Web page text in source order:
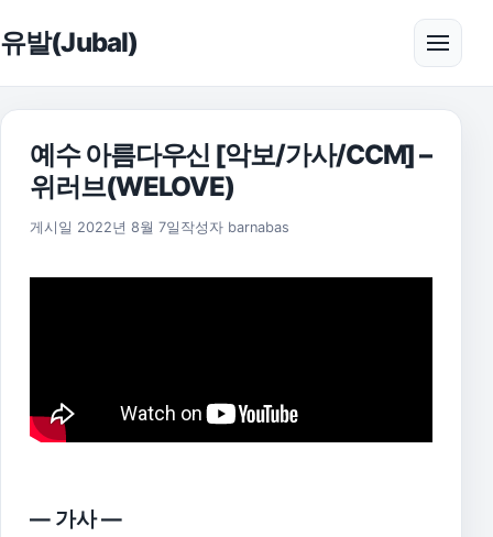
유발(Jubal) 메뉴
예수 아름다우신 [악보/가사/CCM] –
위러브(WELOVE)
게시일 2022년 8월 7일 2025년 11월 18일
작성자 barnabas
— 가사 —